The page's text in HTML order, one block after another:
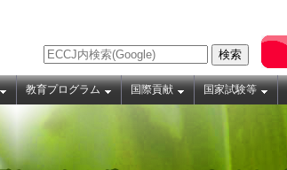
教育プログラム 国際貢献 国家試験等